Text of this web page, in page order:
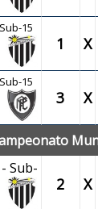
15
1 X
15
3 X
Sub-
2 X